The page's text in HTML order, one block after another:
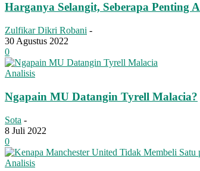
Harganya Selangit, Seberapa Penting
Zulfikar Dikri Robani -
30 Agustus 2022
0
Analisis
Ngapain MU Datangin Tyrell Malacia?
Sota -
8 Juli 2022
0
Analisis